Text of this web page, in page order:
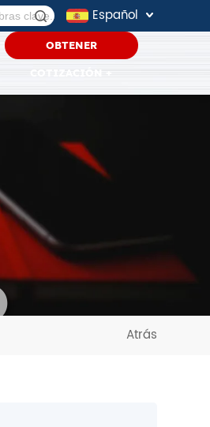
Español
OBTENER
Atrás